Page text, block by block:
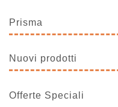
Prisma
Nuovi prodotti
Offerte Speciali